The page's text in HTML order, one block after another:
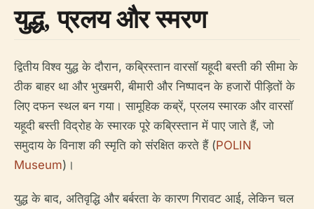
युद्ध, प्रलय और स्मरण
द्वितीय विश्व युद्ध के दौरान, कब्रिस्तान वारसॉ यहूदी बस्ती की सीमा के
ठीक बाहर था और भुखमरी, बीमारी और निष्पादन के हजारों पीड़ितों के
लिए दफन स्थल बन गया। सामूहिक कब्रें, प्रलय स्मारक और वारसॉ
यहूदी बस्ती विद्रोह के स्मारक पूरे कब्रिस्तान में पाए जाते हैं, जो
समुदाय के विनाश की स्मृति को संरक्षित करते हैं (POLIN
Museum)।
युद्ध के बाद, अतिवृद्धि और बर्बरता के कारण गिरावट आई, लेकिन चल